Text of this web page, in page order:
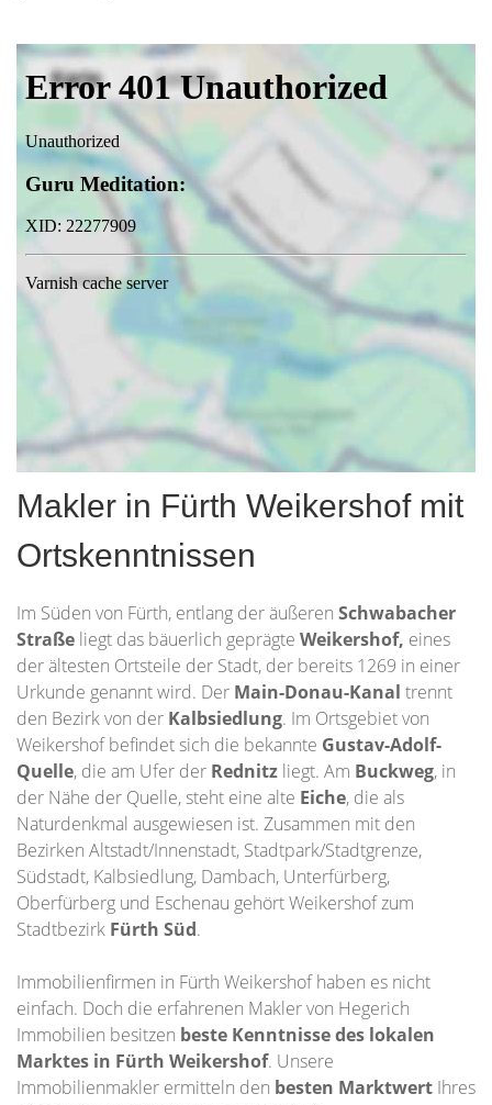
Makler in Fürth Weikershof mit
Ortskenntnissen
Im Süden von Fürth, entlang der äußeren Schwabacher
Straße liegt das bäuerlich geprägte Weikershof, eines
der ältesten Ortsteile der Stadt, der bereits 1269 in einer
Urkunde genannt wird. Der Main-Donau-Kanal trennt
den Bezirk von der Kalbsiedlung. Im Ortsgebiet von
Weikershof befindet sich die bekannte Gustav-Adolf-
Quelle, die am Ufer der Rednitz liegt. Am Buckweg, in
der Nähe der Quelle, steht eine alte Eiche, die als
Naturdenkmal ausgewiesen ist. Zusammen mit den
Bezirken Altstadt/Innenstadt, Stadtpark/Stadtgrenze,
Südstadt, Kalbsiedlung, Dambach, Unterfürberg,
Oberfürberg und Eschenau gehört Weikershof zum
Stadtbezirk Fürth Süd.
Immobilienfirmen in Fürth Weikershof haben es nicht
einfach. Doch die erfahrenen Makler von Hegerich
Immobilien besitzen beste Kenntnisse des lokalen
Marktes in Fürth Weikershof. Unsere
Immobilienmakler ermitteln den besten Marktwert Ihres